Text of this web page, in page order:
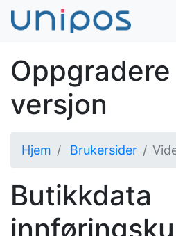
versjon
Hjem Brukersider
Butikkdata